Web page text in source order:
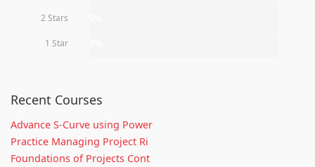
2 Stars
1 Star
Recent Courses
Advance S-Curve using Power
Practice Managing Project Ri
Foundations of Projects Cont